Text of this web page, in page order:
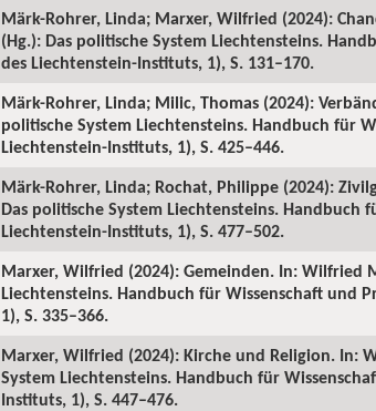
Märk-Rohrer, Linda; Marxer, Wilfried (2024):
(Hg.): Das politische System Liechtensteins.
des Liechtenstein-Instituts, 1), S. 131–170.
Märk-Rohrer, Linda; Milic, Thomas (2024):
politische System Liechtensteins. Handbuch für
Liechtenstein-Instituts, 1), S. 425–446.
Märk-Rohrer, Linda; Rochat, Philippe (2024):
Das politische System Liechtensteins. Handbuch
Liechtenstein-Instituts, 1), S. 477–502.
Marxer, Wilfried (2024): Gemeinden. In: Wilfried
Liechtensteins. Handbuch für Wissenschaft und
1), S. 335–366.
Marxer, Wilfried (2024): Kirche und Religion. In:
System Liechtensteins. Handbuch für
Instituts, 1), S. 447–476.